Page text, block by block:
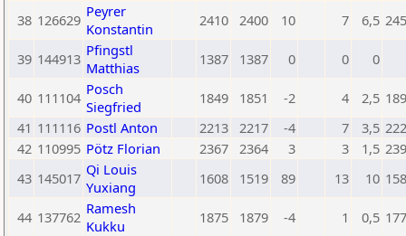
38 126629 Peyrer
Konstantin
2410 2400 10 7 6,5
39 144913 Pfingstl
Matthias
1387 1387 0 0 0
40 111104 Posch
Siegfried
1849 1851 -2 4 2,5
41 111116 Postl Anton 2213 2217 -4 7 3,5
42 110995 Pötz Florian 2367 2364 3 3 1,5
43 145017 Qi Louis
Yuxiang
1608 1519 89 13 10
44 137762 Ramesh
Kukku
1875 1879 -4 1 0,5